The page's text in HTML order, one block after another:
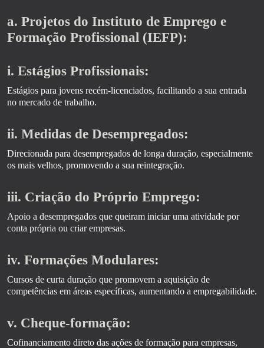
a. Projetos do Instituto de Emprego e
Formação Profissional (IEFP):
i. Estágios Profissionais:
Estágios para jovens recém-licenciados, facilitando a sua entrada
no mercado de trabalho.
ii. Medidas de Desempregados:
Direcionada para desempregados de longa duração, especialmente
os mais velhos, promovendo a sua reintegração.
iii. Criação do Próprio Emprego:
Apoio a desempregados que queiram iniciar uma atividade por
conta própria ou criar empresas.
iv. Formações Modulares:
Cursos de curta duração que promovem a aquisição de
competências em áreas específicas, aumentando a empregabilidade.
v. Cheque-formação:
Cofinanciamento direto das ações de formação para empresas,